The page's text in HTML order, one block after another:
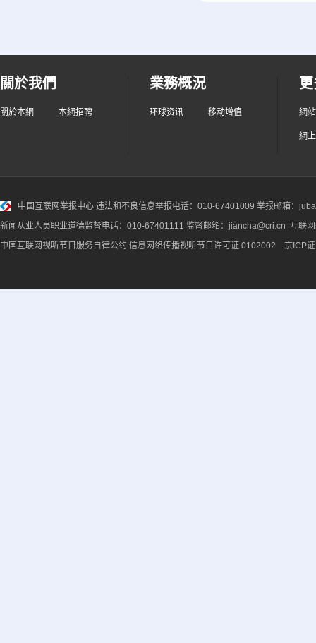
關於我們
關於本網 本網招聘
業務概況
环球资讯 移动增值 網
網
中国互联网举报中心 违法和不良信息举报电话：010-67401009 举报邮箱：
新闻从业人员职业道德监督电话：010-67401111 监督邮箱：jiancha@cri.cn 互联
中国互联网视听节目服务自律公约 信息网络传播视听节目许可证 0102002 京ICP